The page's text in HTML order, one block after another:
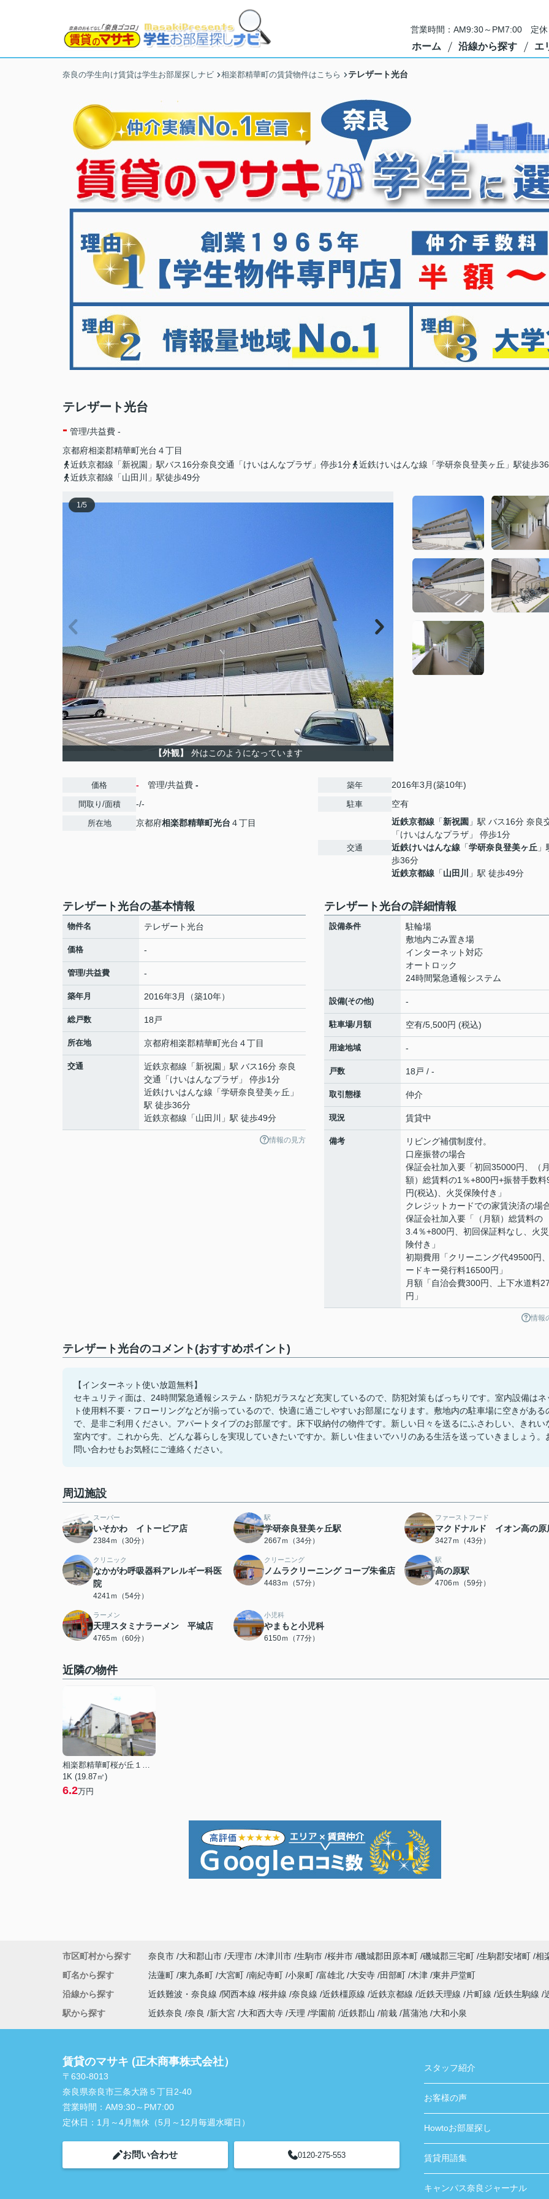
営業時間：AM9:30～PM7:00 定休
ホーム 沿線から探す エ
奈良の学生向け賃貸は学生お部屋探しナビ 相楽郡精華町の賃貸物件はこちら テレザート光台
テレザート光台
- 管理/共益費 -
京都府相楽郡精華町光台 ４丁目
近鉄京都線「新祝園」駅バス16分奈良交通「けいはんなプラザ」停歩1分
近鉄けいはんな線「学研奈良登美ヶ丘」駅徒歩
近鉄京都線「山田川」駅徒歩49分
1/5
【外観】 外はこのようになっています
価格 - 管理/共益費 -
間取り/面積 -/-
所在地 京都府相楽郡精華町光台 ４丁目
築年 2016年3月(築10年)
駐車 空有
交通
近鉄京都線 「新祝園 」駅 バス16分 奈良
「けいはんなプラザ」 停歩1分
近鉄けいはんな線 「学研奈良登美ヶ丘
歩36分
近鉄京都線 「山田川 」駅 徒歩49分
テレザート光台の基本情報
物件名 テレザート光台
価格 -
管理/共益費 -
築年月 2016年3月（築10年）
総戸数 18戸
所在地 京都府相楽郡精華町光台 ４丁目
交通 近鉄京都線 「新祝園 」駅 バス16分 奈良
交通「けいはんなプラザ」 停歩1分
近鉄けいはんな線 「学研奈良登美ヶ丘 」
駅 徒歩36分
近鉄京都線 「山田川 」駅 徒歩49分
情報の見方
テレザート光台の詳細情報
設備条件
駐輪場
敷地内ごみ置き場
インターネット対応
オートロック
24時間緊急通報システム
設備(その他) -
駐車場/月額 空有/5,500円 (税込)
用途地域 -
戸数 18戸 / -
取引態様 仲介
現況 賃貸中
備考
リビング補償制度付。
口座振替の場合
保証会社加入要「初回35000円、（
額）総賃料の1％+800円+振替手数料
円(税込)、火災保険付き」
クレジットカードでの家賃決済の場
保証会社加入要「（月額）総賃料の
3.4％+800円、初回保証料なし、火
険付き」
初期費用「クリーニング代49500円
ードキー発行料16500円」
月額「自治会費300円、上下水道料
円」
情報
テレザート光台のコメント(おすすめポイント)
【インターネット使い放題無料】
セキュリティ面は、24時間緊急通報システム・防犯ガラスなど充実しているので、防犯対策もばっちりです。室内設備はネ
ト使用料不要・フローリングなどが揃っているので、快適に過ごしやすいお部屋になります。敷地内の駐車場に空きがある
で、是非ご利用ください。アパートタイプのお部屋です。床下収納付の物件です。新しい日々を送るにふさわしい、きれい
室内です。これから先、どんな暮らしを実現していきたいですか。新しい住まいでハリのある生活を送っていきましょう。
問い合わせもお気軽にご連絡ください。
周辺施設
スーパー
いそかわ イトーピア店
2384ｍ（30分）
駅
学研奈良登美ヶ丘駅
2667ｍ（34分）
ファーストフード
マクドナルド イオン高の原
3427ｍ（43分）
クリニック
なかがわ呼吸器科アレルギー科医
院
4241ｍ（54分）
クリーニング
ノムラクリーニング コープ朱雀店
4483ｍ（57分）
駅
高の原駅
4706ｍ（59分）
ラーメン
天理スタミナラーメン 平城店
4765ｍ（60分）
小児科
やまもと小児科
6150ｍ（77分）
近隣の物件
相楽郡精華町桜が丘１丁目
1K (19.87㎡)
6.2万円
市区町村から探す 奈良市 大和郡山市 天理市 木津川市 生駒市 桜井市 磯城郡田原本町 磯城郡三宅町 生駒郡安堵町 相
町名から探す
法蓮町 東九条町 大宮町 南紀寺町 小泉町 富雄北 大安寺 田部町 木津 東井戸堂町
沿線から探す
近鉄難波・奈良線 関西本線 桜井線 奈良線 近鉄橿原線 近鉄京都線 近鉄天理線 片町線 近鉄生駒線
駅から探す
近鉄奈良 奈良 新大宮 大和西大寺 天理 学園前 近鉄郡山 前栽 菖蒲池 大和小泉
賃貸のマサキ (正木商事株式会社）
〒630-8013
奈良県奈良市三条大路５丁目2-40
営業時間： AM9:30～PM7:00
定休日： 1月～4月無休（5月～12月毎週水曜日）
お問い合わせ 0120-275-553
スタッフ紹介
お客様の声
Howtoお部屋探し
賃貸用語集
キャンパス奈良ジャーナル